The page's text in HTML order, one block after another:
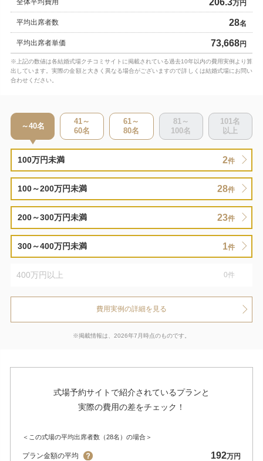
万円
平均出席者数 28名
平均出席者単価 73,668円
※上記の数値は各結婚式場クチコミサイトに掲載されている過去10年以内の費用実例より算
出しています。実際の金額と大きく異なる場合がございますので詳しくは結婚式場にお問い
合わせください。
～40名
41～
60名
61～
80名
81～
100名
101 名
以上
100万円未満 2件
100～200万円未満 28件
200～300万円未満 23件
300～400万円未満 1件
400万円以上 0件
費用実例の詳細を見る
※掲載情報は、2026年7月時点のものです。
式場予約サイトで紹介されているプランと
実際の費用の差をチェック！
＜この式場の平均出席者数（28名）の場合＞
プラン金額の平均 192万円